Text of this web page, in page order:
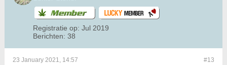
Registratie op: Jul 2019
Berichten: 38
#13
23 January 2021, 14:57